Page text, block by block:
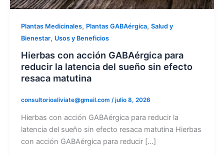
Plantas Medicinales, Plantas GABAérgica, Salud y
Bienestar, Usos y Beneficios
Hierbas con acción GABAérgica para
reducir la latencia del sueño sin efecto
resaca matutina
consultorioaliviate@gmail.com /julio 8, 2026
Hierbas con acción GABAérgica para reducir la
latencia del sueño sin efecto resaca matutina Hierbas
con acción GABAérgica para reducir […]